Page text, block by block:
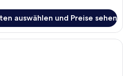
auswählen und Preise sehen